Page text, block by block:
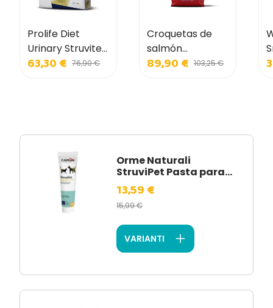
Prolife Diet
Urinary Struvite
para perros
63,30 € 76,90 €
Croquetas de
salmón
Carnilove para
89,90 € 103,25 €
Orme Naturali
StruviPet Pasta para...
13,59 €
15,99 €
VARIANTI